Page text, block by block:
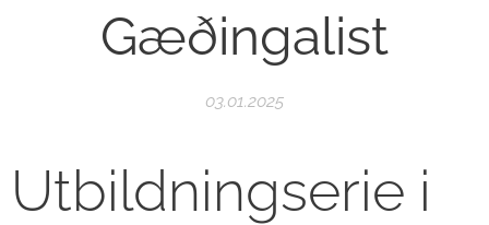
Gæðingalist
03.01.2025
Utbildningserie i